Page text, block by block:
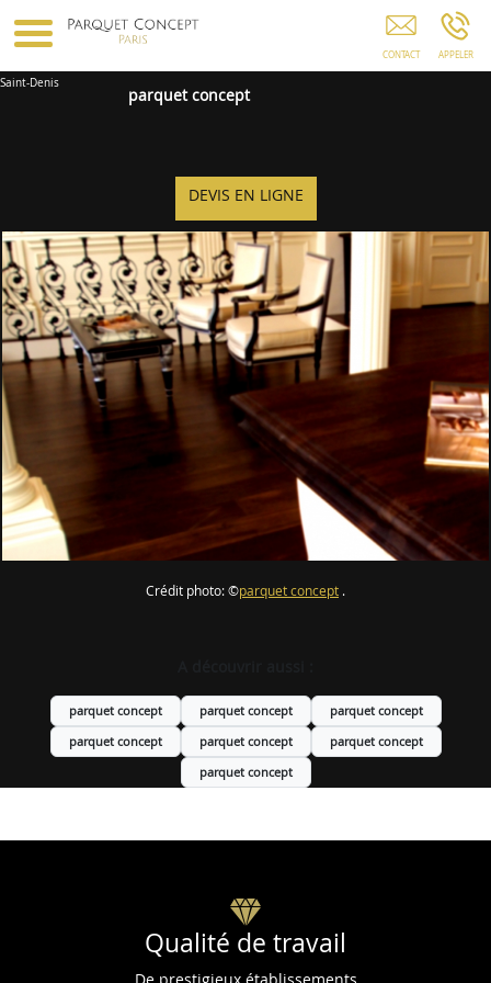
Parquet Pose De Parquet Revêtement De Sol
Entretien De Parquet Saint-Maur-Des-Fosses
Paris Créteil Montreuil Noisy-Le-Grand Evry
Saint-Denis
parquet concept
DEVIS EN LIGNE
Crédit photo: ©parquet concept .
parquet concept parquet concept
parquet concept
parquet concept
parquet concept
parquet concept
parquet concept
Qualité de travail